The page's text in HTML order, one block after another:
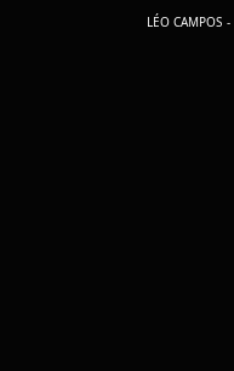
LÉO CAMPOS